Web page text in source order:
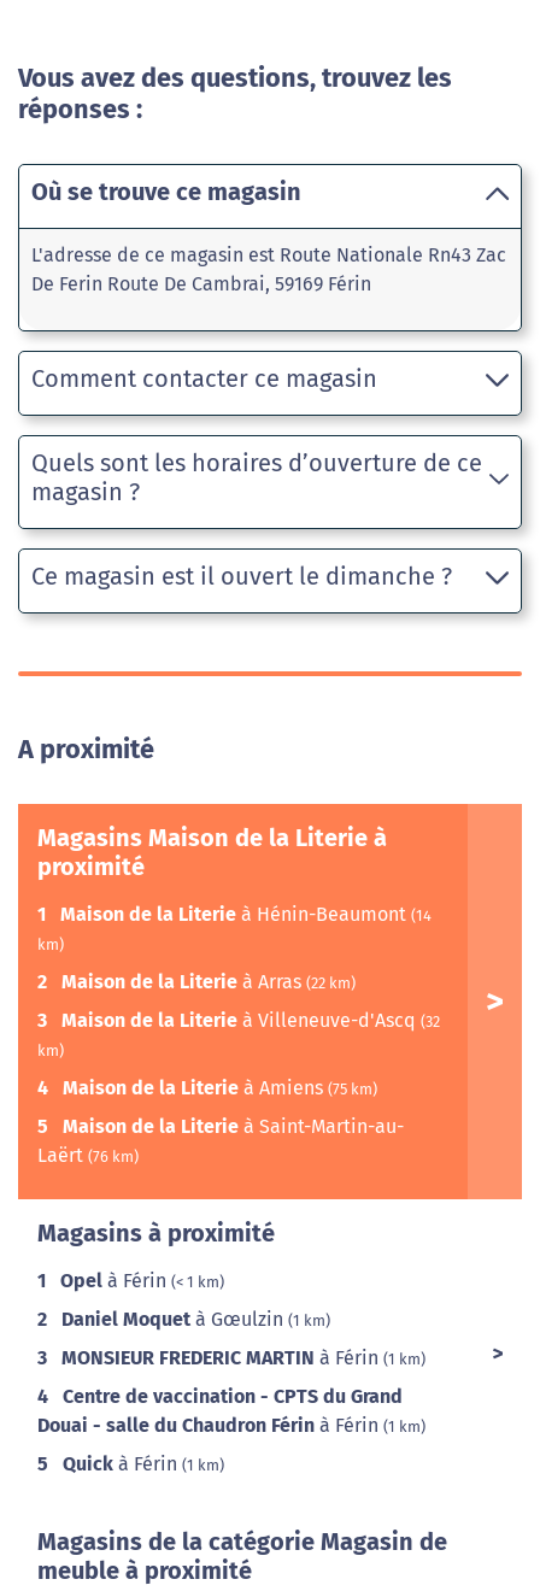
Vous avez des questions, trouvez les
réponses :
Où se trouve ce magasin
L'adresse de ce magasin est Route Nationale Rn43 Zac
De Ferin Route De Cambrai, 59169 Férin
Comment contacter ce magasin
Quels sont les horaires d’ouverture de ce
magasin ?
Ce magasin est il ouvert le dimanche ?
A proximité
Magasins Maison de la Literie à
proximité
1 Maison de la Literie à Hénin-Beaumont (14
km)
2 Maison de la Literie à Arras (22 km)
3 Maison de la Literie à Villeneuve-d'Ascq (32
km)
4 Maison de la Literie à Amiens (75 km)
5 Maison de la Literie à Saint-Martin-au-
Laërt (76 km)
Magasins à proximité
1 Opel à Férin (< 1 km)
2 Daniel Moquet à Gœulzin (1 km)
3 MONSIEUR FREDERIC MARTIN à Férin (1 km)
4
Centre de vaccination - CPTS du Grand
Douai - salle du Chaudron Férin à Férin (1 km)
5 Quick à Férin (1 km)
Magasins de la catégorie Magasin de
meuble à proximité